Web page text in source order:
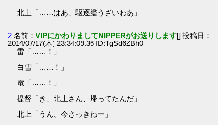
北上「……はあ、駆逐艦うざいわあ」
2 名前：VIPにかわりましてNIPPERがお送りします[] 投稿日：
2014/07/17(木) 23:34:09.36 ID:TgSd6ZBh0
雷「……！」
白雪「……！」
電「……！」
提督「き、北上さん、帰ってたんだ」
北上「うん、今さっきねー」